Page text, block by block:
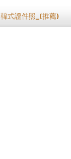
韓式證件照_(推薦)